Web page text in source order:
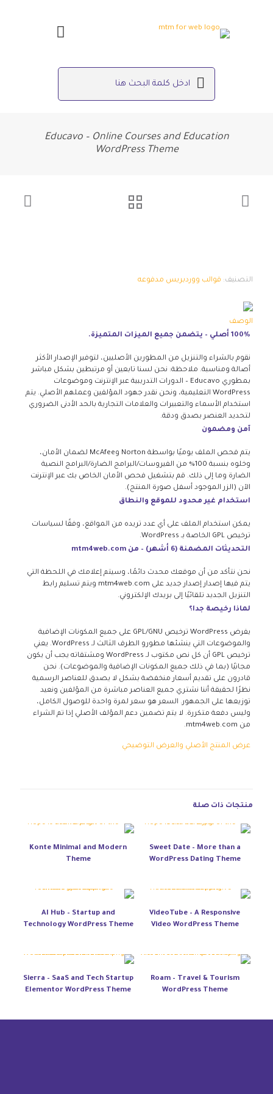
Educavo – Online Courses and Education
WordPress Theme
التصنيف: قوالب ووردبريس مدفوعه
الوصف
100% أصلي – يتضمن جميع الميزات المتميزة.
نقوم بالشراء والتنزيل من المطورين الأصليين، لتوفير الإصدار الأكثر
أصالة ومناسبة. ملاحظة: نحن لسنا تابعين أو مرتبطين بشكل مباشر
بمطوري Educavo – الدورات التدريبية عبر الإنترنت وموضوعات
WordPress التعليمية، ونحن نقدر جهود المؤلفين وعملهم الأصلي. يتم
استخدام الأسماء والتعبيرات والعلامات التجارية بالحد الأدنى الضروري
لتحديد العنصر بصدق ودقة.
آمن ومضمون
يتم فحص الملف يوميًا بواسطة Norton وMcAfee لضمان الأمان،
وخلوه بنسبة 100% من الفيروسات/البرامج الضارة/البرامج النصية
الضارة وما إلى ذلك. قم بتشغيل فحص الأمان الخاص بك عبر الإنترنت
الآن (الزر الموجود أسفل صورة المنتج).
استخدام غير محدود للموقع والنطاق
يمكن استخدام الملف على أي عدد تريده من المواقع، وفقًا لسياسات
ترخيص GPL الخاصة بـ WordPress.
التحديثات المضمنة (6 أشهر) – من mtm4web.com
نحن نتأكد من أن موقعك محدث دائمًا، وسيتم إعلامك في اللحظة التي
يتم فيها إصدار إصدار جديد على mtm4web.com ويتم تسليم رابط
التنزيل الجديد تلقائيًا إلى بريدك الإلكتروني.
لماذا رخيصة جدا؟
يفرض WordPress ترخيص GPL/GNU على جميع المكونات الإضافية
والموضوعات التي ينشئها مطورو الطرف الثالث لـ WordPress. يعني
ترخيص GPL أن كل نص مكتوب لـ WordPress ومشتقاته يجب أن يكون
مجانيًا (بما في ذلك جميع المكونات الإضافية والموضوعات). نحن
قادرون على تقديم أسعار منخفضة بشكل لا يصدق للعناصر الرسمية
نظرًا لحقيقة أننا نشتري جميع العناصر مباشرة من المؤلفين ونعيد
توزيعها على الجمهور. السعر هو سعر لمرة واحدة للوصول الكامل،
وليس دفعة متكررة. لا يتم تضمين دعم المؤلف الأصلي إذا تم الشراء
من mtm4web.com.
عرض المنتج الأصلي والعرض التوضيحي
منتجات ذات صلة
Sweet Date – More than a
WordPress Dating Theme
Konte Minimal and Modern
Theme
VideoTube – A Responsive
Video WordPress Theme
AI Hub – Startup and
Technology WordPress Theme
Roam – Travel & Tourism
WordPress Theme
Sierra – SaaS and Tech Startup
Elementor WordPress Theme